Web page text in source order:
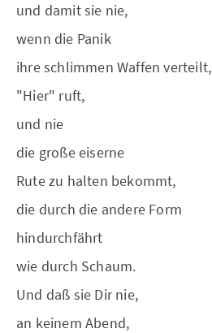
und damit sie nie,
wenn die Panik
ihre schlimmen Waffen verteilt,
"Hier" ruft,
und nie
die große eiserne
Rute zu halten bekommt,
die durch die andere Form
hindurchfährt
wie durch Schaum.
Und daß sie Dir nie,
an keinem Abend,